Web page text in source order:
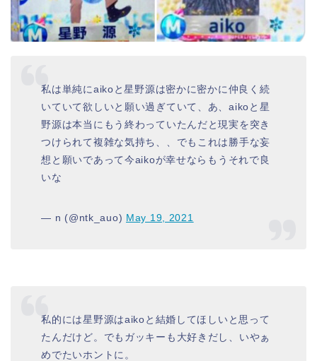
私は単純にaikoと星野源は密かに密かに仲良く続
いていて欲しいと願い過ぎていて、あ、aikoと星
野源は本当にもう終わっていたんだと現実を突き
つけられて複雑な気持ち、、でもこれは勝手な妄
想と願いであって今aikoが幸せならもうそれで良
いな
— n (@ntk_auo) May 19, 2021
私的には星野源はaikoと結婚してほしいと思って
たんだけど。でもガッキーも大好きだし、いやぁ
めでたいホントに。